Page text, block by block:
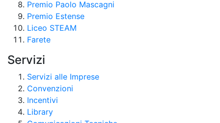
Premio Paolo Mascagni
Premio Estense
Liceo STEAM
Farete
Servizi
Servizi alle Imprese
Convenzioni
Incentivi
Library